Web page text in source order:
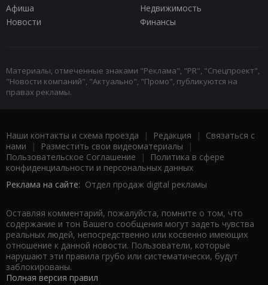
Афиша
Недвижимость
Новости
Финансы
Материалы, отмеченные знаками "Реклама", "PR", "Спецпроект",
"Новости компаний", "Актуально", "Промо", публикуются на
правах рекламы.
Наши контакты и схема проезда | Редакция | Связаться с
нами | Разместить свои видеоматериалы |
Пользовательское Соглашение |
Политика в сфере
конфиденциальности и персональных данных
Реклама на сайте: Отдел продаж digital рекламы
Оставляя комментарий, пожалуйста, помните о том, что
содержание и тон Вашего сообщения могут задеть чувства
реальных людей, непосредственно или косвенно имеющих
отношение к данной новости. Пользователи, которые
нарушают эти правила грубо или систематически, будут
заблокированы.
Полная версия правил